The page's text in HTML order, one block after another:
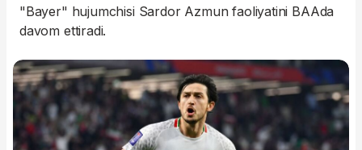
"Bayer" hujumchisi Sardor Azmun faoliyatini BAAda
davom ettiradi.